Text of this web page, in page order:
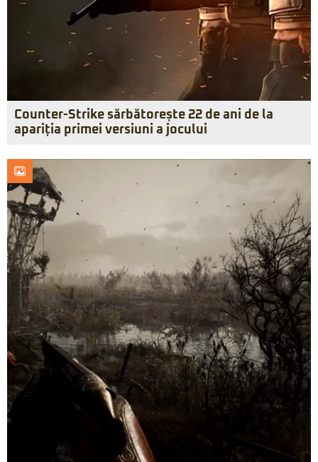
Counter-Strike sărbătorește 22 de ani de la
apariția primei versiuni a jocului